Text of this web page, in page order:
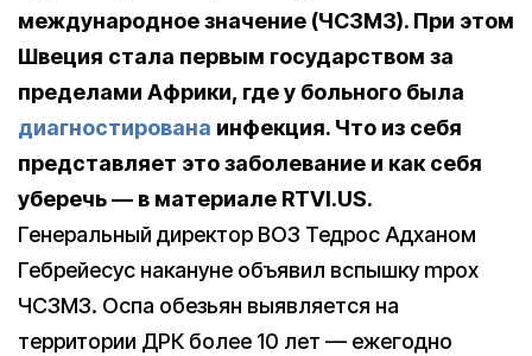
международное значение (ЧСЗМЗ). При этом
Швеция стала первым государством за
пределами Африки, где у больного была
диагностирована инфекция. Что из себя
представляет это заболевание и как себя
уберечь — в материале RTVI.US.
Генеральный директор ВОЗ Тедрос Адханом
Гебрейесус накануне объявил вспышку mpox
ЧСЗМЗ. Оспа обезьян выявляется на
территории ДРК более 10 лет — ежегодно